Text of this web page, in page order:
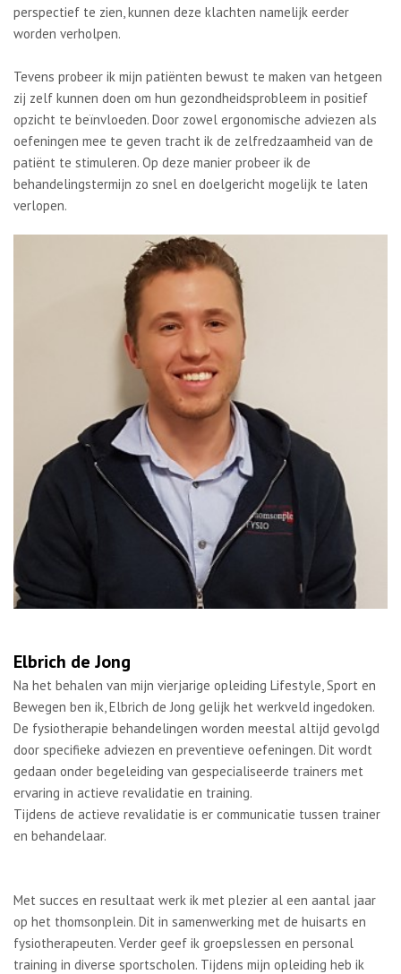
perspectief te zien, kunnen deze klachten namelijk eerder
worden verholpen.
Tevens probeer ik mijn patiënten bewust te maken van hetgeen
zij zelf kunnen doen om hun gezondheidsprobleem in positief
opzicht te beïnvloeden. Door zowel ergonomische adviezen als
oefeningen mee te geven tracht ik de zelfredzaamheid van de
patiënt te stimuleren. Op deze manier probeer ik de
behandelingstermijn zo snel en doelgericht mogelijk te laten
verlopen.
Elbrich de Jong
Na het behalen van mijn vierjarige opleiding Lifestyle, Sport en
Bewegen ben ik, Elbrich de Jong gelijk het werkveld ingedoken.
De fysiotherapie behandelingen worden meestal altijd gevolgd
door specifieke adviezen en preventieve oefeningen. Dit wordt
gedaan onder begeleiding van gespecialiseerde trainers met
ervaring in actieve revalidatie en training.
Tijdens de actieve revalidatie is er communicatie tussen trainer
en behandelaar.
Met succes en resultaat werk ik met plezier al een aantal jaar
op het thomsonplein. Dit in samenwerking met de huisarts en
fysiotherapeuten. Verder geef ik groepslessen en personal
training in diverse sportscholen. Tijdens mijn opleiding heb ik